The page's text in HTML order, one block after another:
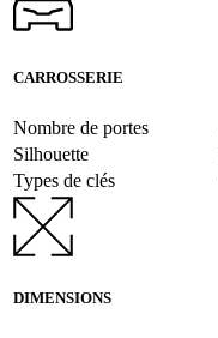
CARROSSERIE
Nombre de portes
Silhouette
Types de clés
DIMENSIONS